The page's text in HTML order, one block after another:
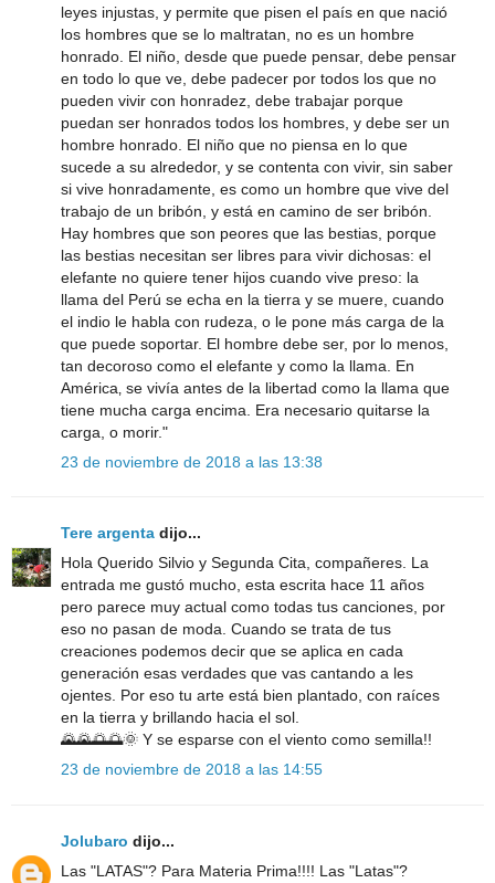
leyes injustas, y permite que pisen el país en que nació
los hombres que se lo maltratan, no es un hombre
honrado. El niño, desde que puede pensar, debe pensar
en todo lo que ve, debe padecer por todos los que no
pueden vivir con honradez, debe trabajar porque
puedan ser honrados todos los hombres, y debe ser un
hombre honrado. El niño que no piensa en lo que
sucede a su alrededor, y se contenta con vivir, sin saber
si vive honradamente, es como un hombre que vive del
trabajo de un bribón, y está en camino de ser bribón.
Hay hombres que son peores que las bestias, porque
las bestias necesitan ser libres para vivir dichosas: el
elefante no quiere tener hijos cuando vive preso: la
llama del Perú se echa en la tierra y se muere, cuando
el indio le habla con rudeza, o le pone más carga de la
que puede soportar. El hombre debe ser, por lo menos,
tan decoroso como el elefante y como la llama. En
América‚ se vivía antes de la libertad como la llama que
tiene mucha carga encima. Era necesario quitarse la
carga, o morir."
23 de noviembre de 2018 a las 13:38
Tere argenta dijo...
Hola Querido Silvio y Segunda Cita, compañeres. La
entrada me gustó mucho, esta escrita hace 11 años
pero parece muy actual como todas tus canciones, por
eso no pasan de moda. Cuando se trata de tus
creaciones podemos decir que se aplica en cada
generación esas verdades que vas cantando a les
ojentes. Por eso tu arte está bien plantado, con raíces
en la tierra y brillando hacia el sol.
🌄🌄🌅🌅🌞 Y se esparse con el viento como semilla!!
23 de noviembre de 2018 a las 14:55
Jolubaro dijo...
Las "LATAS"? Para Materia Prima!!!! Las "Latas"?